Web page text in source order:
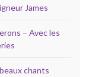
James
– Avec les
chants